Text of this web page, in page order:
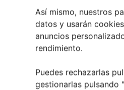
Así mismo, nuestros
datos y usarán
anuncios
rendimiento.
Puedes rechazarlas
gestionarlas pulsando "
Así serán las Fiestas
agosto, 2026
El XXXII Festival
de Pontevedra reunirá
Vilaboa | Verano